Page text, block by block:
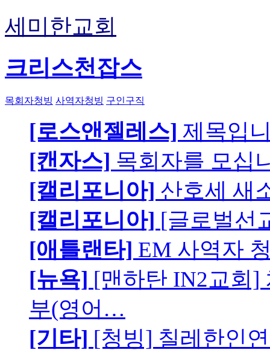
세미한교회
크리스천잡스
목회자청빙 사역자청빙 구인구직
[로스앤젤레스] 제목입
[캔자스] 목회자를 모십
[캘리포니아] 산호세 새
[캘리포니아] [글로벌선
[애틀랜타] EM 사역자
[뉴욕] [맨하탄 IN2교회]
부(영어…
[기타] [청빙] 칠레한인